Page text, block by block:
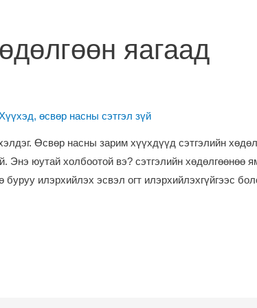
яагаад
өсвөр насны сэтгэл зүй
Өсвөр насны зарим хүүхдүүд сэтгэлийн
Энэ юутай холбоотой вэ? сэтгэлийн хөдөлгөөнөө
илэрхийлэх эсвэл огт илэрхийлэхгүйгээс